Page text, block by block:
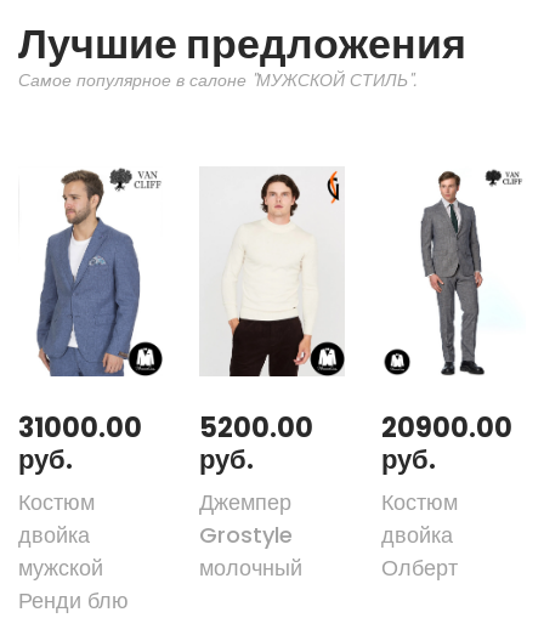
Лучшие предложения
Самое популярное в салоне "МУЖСКОЙ СТИЛЬ".
31000.00
руб.
Костюм
двойка
мужской
Ренди блю
5200.00
руб.
Джемпер
Grostyle
молочный
20900.00
руб.
Костюм
двойка
Олберт